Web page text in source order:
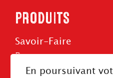
PRODUITS
Savoir-Faire
Roues
Rouleaux
En poursuivant